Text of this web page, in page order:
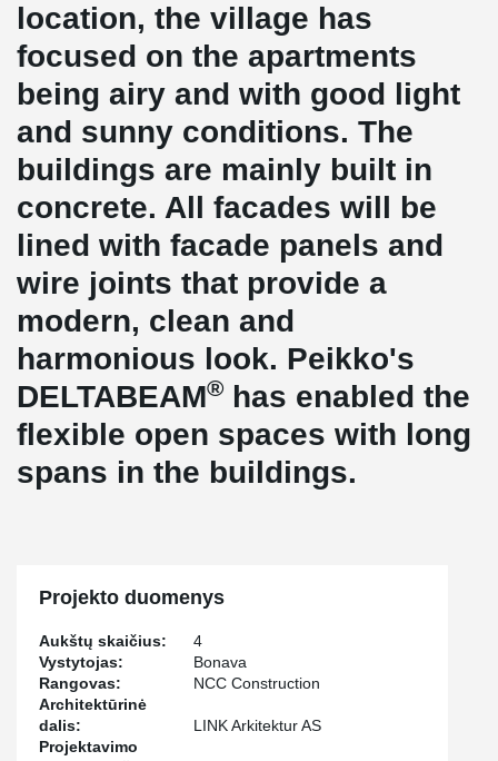
location, the village has
focused on the apartments
being airy and with good light
and sunny conditions. The
buildings are mainly built in
concrete. All facades will be
lined with facade panels and
wire joints that provide a
modern, clean and
harmonious look. Peikko's
DELTABEAM® has enabled the
flexible open spaces with long
spans in the buildings.
Projekto duomenys
Aukštų skaičius:
4
Vystytojas:
Bonava
Rangovas:
NCC Construction
Architektūrinė
dalis:
LINK Arkitektur AS
Projektavimo